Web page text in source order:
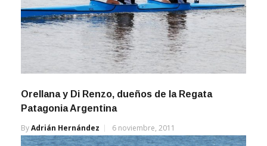
Orellana y Di Renzo, dueños de la Regata
Patagonia Argentina
ByAdrián Hernández 6 noviembre, 2011